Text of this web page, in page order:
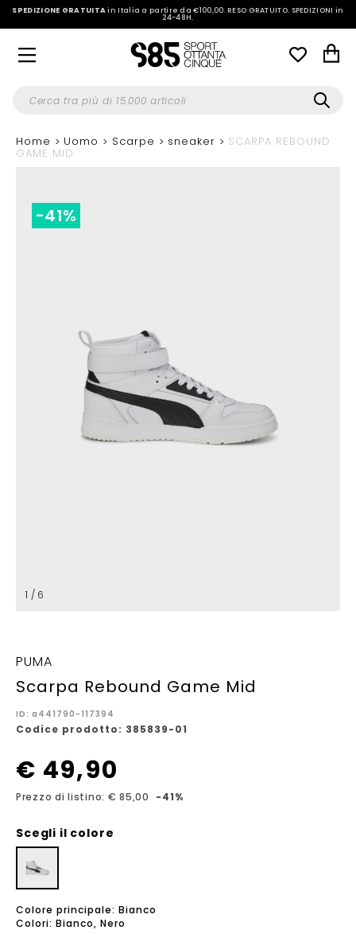
SPEDIZIONE GRATUITAin Italia a partire da €100,00.RESO GRATUITO. SPEDIZIONI in
24-48H.
Home Uomo Scarpe sneaker SCARPA REBOUND
GAME MID
1 / 6
-41%
PUMA
Scarpa Rebound Game Mid
ID: a441790-117394
Codice prodotto: 385839-01
€ 49,90
Prezzo di listino: € 85,00 -41%
Scegli il colore
Colore principale: Bianco
Colori: Bianco, Nero